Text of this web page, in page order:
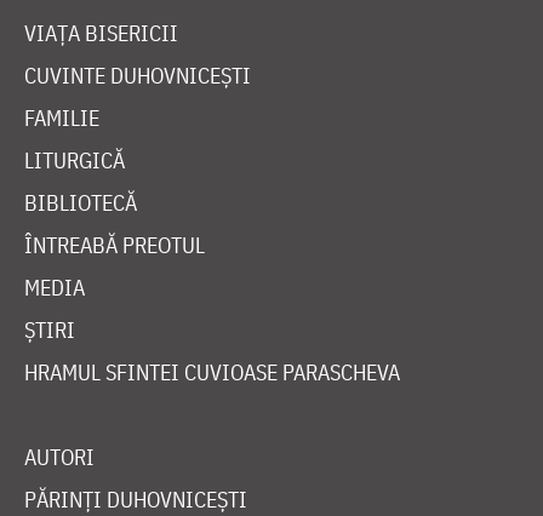
VIAȚA BISERICII
CUVINTE DUHOVNICEȘTI
FAMILIE
LITURGICĂ
BIBLIOTECĂ
ÎNTREABĂ PREOTUL
MEDIA
ȘTIRI
HRAMUL SFINTEI CUVIOASE PARASCHEVA
AUTORI
PĂRINȚI DUHOVNICEȘTI